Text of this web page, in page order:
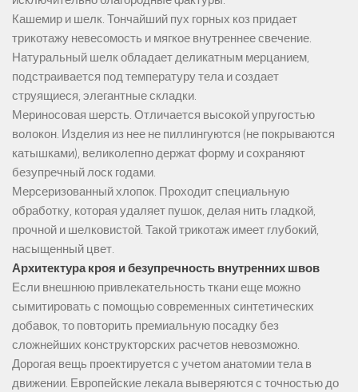
Кашемир и шелк. Тончайший пух горных коз придает
трикотажу невесомость и мягкое внутреннее свечение.
Натуральный шелк обладает деликатным мерцанием,
подстраивается под температуру тела и создает
струящиеся, элегантные складки.
Мериносовая шерсть. Отличается высокой упругостью
волокон. Изделия из нее не пиллингуются (не покрываются
катышками), великолепно держат форму и сохраняют
безупречный лоск годами.
Мерсеризованный хлопок. Проходит специальную
обработку, которая удаляет пушок, делая нить гладкой,
прочной и шелковистой. Такой трикотаж имеет глубокий,
насыщенный цвет.
Архитектура кроя и безупречность внутренних швов
Если внешнюю привлекательность ткани еще можно
сымитировать с помощью современных синтетических
добавок, то повторить премиальную посадку без
сложнейших конструкторских расчетов невозможно.
Дорогая вещь проектируется с учетом анатомии тела в
движении. Европейские лекала выверяются с точностью до